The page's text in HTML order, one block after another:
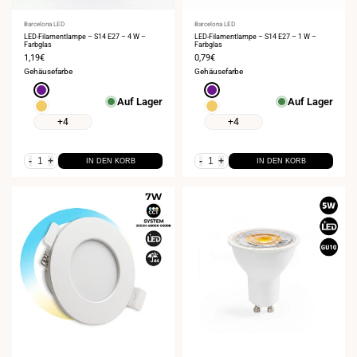
Anbieter:
Barcelona LED
LED-Filamentlampe – S14 E27 – 4 W –
Farbglas
Verkaufspreis
1,19€
Gehäusefarbe
Violett
Gelb
+4
Auf Lager
- + IN DEN KORB
Anbieter:
Barcelona LED
LED-Filamentlampe – S14 E27 – 1 W –
Farbglas
Verkaufspreis
0,79€
Gehäusefarbe
Violett
Gelb
+4
Auf Lager
- + IN DEN KORB